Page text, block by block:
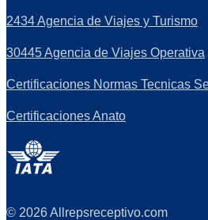
2434 Agencia de Viajes y Turismo
30445 Agencia de Viajes Operativa
Certificaciones Normas Tecnicas
Certificaciones Anato
© 2026 Allrepsreceptivo.com